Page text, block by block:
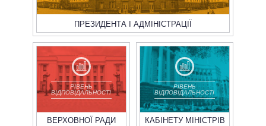
ПРЕЗИДЕНТА І АДМІНІСТРАЦІЇ
РІВЕНЬ
ВІДПОВІДАЛЬНОСТІ
ВЕРХОВНОЇ РАДИ
РІВЕНЬ
ВІДПОВІДАЛЬНОСТІ
КАБІНЕТУ МІНІСТРІВ